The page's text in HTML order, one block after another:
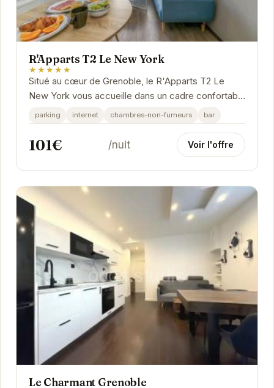
R'Apparts T2 Le New York
★★★★★
Situé au cœur de Grenoble, le R'Apparts T2 Le
New York vous accueille dans un cadre confortable
et élégant. Parfaitement situé pour les...
parking internet chambres-non-fumeurs bar
101€ /nuit Voir l'offre
Le Charmant Grenoble